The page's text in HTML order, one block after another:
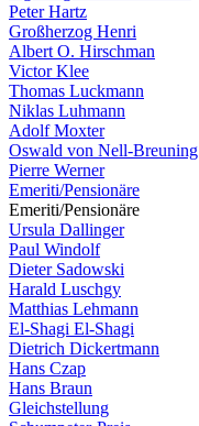
Peter Hartz
Großherzog Henri
Albert O. Hirschman
Victor Klee
Thomas Luckmann
Niklas Luhmann
Adolf Moxter
Oswald von Nell-Breuning
Pierre Werner
Emeriti/Pensionäre
Emeriti/Pensionäre
Ursula Dallinger
Paul Windolf
Dieter Sadowski
Harald Luschgy
Matthias Lehmann
El-Shagi El-Shagi
Dietrich Dickertmann
Hans Czap
Hans Braun
Gleichstellung